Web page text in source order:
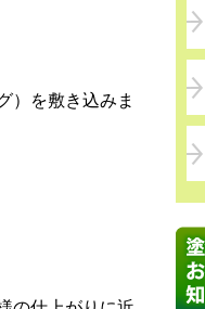
）を敷き込みま